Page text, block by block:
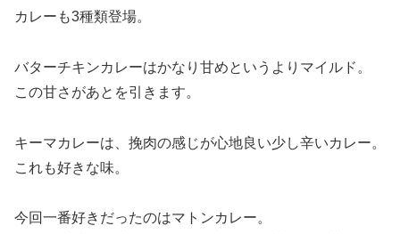
カレーも3種類登場。
バターチキンカレーはかなり甘めというよりマイルド。
この甘さがあとを引きます。
キーマカレーは、挽肉の感じが心地良い少し辛いカレー。
これも好きな味。
今回一番好きだったのはマトンカレー。